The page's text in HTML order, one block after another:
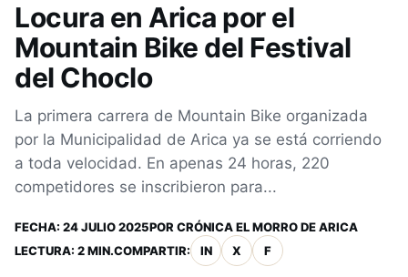
Locura en Arica por el
Mountain Bike del Festival
del Choclo
La primera carrera de Mountain Bike organizada
por la Municipalidad de Arica ya se está corriendo
a toda velocidad. En apenas 24 horas, 220
competidores se inscribieron para...
FECHA: 24 JULIO 2025POR CRÓNICA EL MORRO DE ARICA
LECTURA: 2 MIN.COMPARTIR: IN X F